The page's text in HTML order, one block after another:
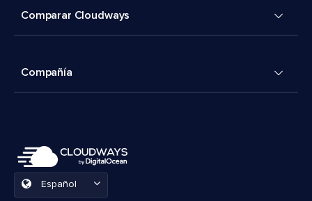
Comparar Cloudways
Compañía
Español